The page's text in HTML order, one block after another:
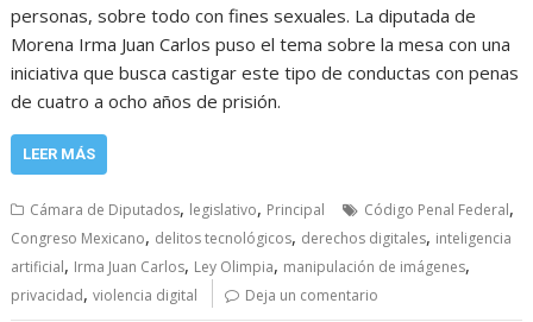
personas, sobre todo con fines sexuales. La diputada de
Morena Irma Juan Carlos puso el tema sobre la mesa con una
iniciativa que busca castigar este tipo de conductas con penas
de cuatro a ocho años de prisión.
LEER MÁS
Cámara de Diputados, legislativo, Principal Código Penal Federal,
Congreso Mexicano, delitos tecnológicos, derechos digitales, inteligencia
artificial, Irma Juan Carlos, Ley Olimpia, manipulación de imágenes,
privacidad,violencia digital Deja un comentario